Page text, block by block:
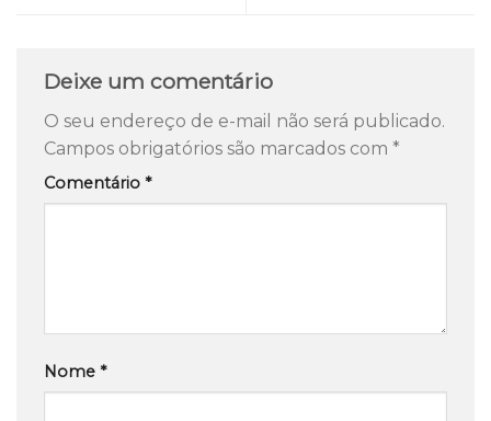
Deixe um comentário
O seu endereço de e-mail não será publicado.
Campos obrigatórios são marcados com *
Comentário *
Nome *